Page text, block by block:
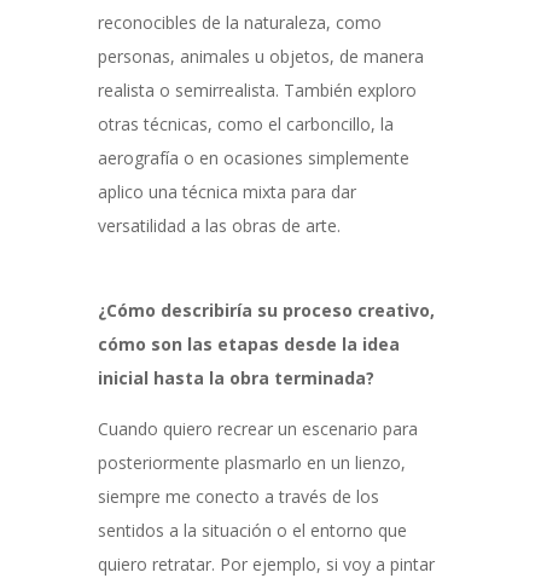
reconocibles de la naturaleza, como
personas, animales u objetos, de manera
realista o semirrealista. También exploro
otras técnicas, como el carboncillo, la
aerografía o en ocasiones simplemente
aplico una técnica mixta para dar
versatilidad a las obras de arte.
¿Cómo describiría su proceso creativo,
cómo son las etapas desde la idea
inicial hasta la obra terminada?
Cuando quiero recrear un escenario para
posteriormente plasmarlo en un lienzo,
siempre me conecto a través de los
sentidos a la situación o el entorno que
quiero retratar. Por ejemplo, si voy a pintar